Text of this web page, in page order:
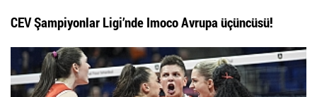
CEV Şampiyonlar Ligi’nde Imoco Avrupa üçüncüsü!